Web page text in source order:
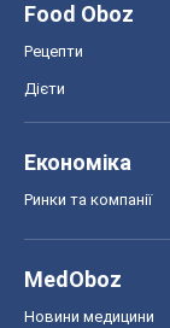
Food Oboz
Рецепти
Дієти
Економіка
Ринки та компанії
MedOboz
Новини медицини